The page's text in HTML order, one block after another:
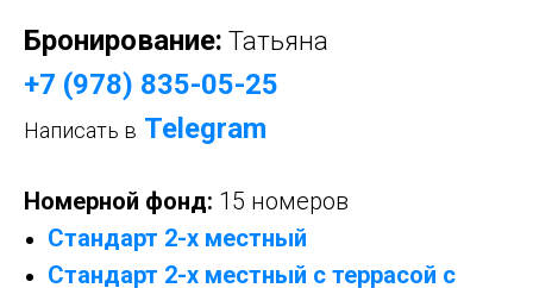
Бронирование: Татьяна
+7 (978) 835-05-25
Написать в Telegram
Номерной фонд: 15 номеров
Стандарт 2-х местный
Стандарт 2-х местный с террасой с